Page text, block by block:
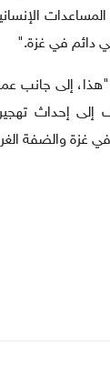
دائم في غزة".
إلى جانب
إلى إحداث
غزة والضفة